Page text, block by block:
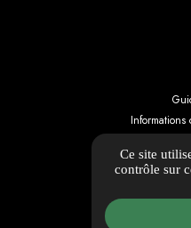
Informations
Politique
Ce site
contrôle sur